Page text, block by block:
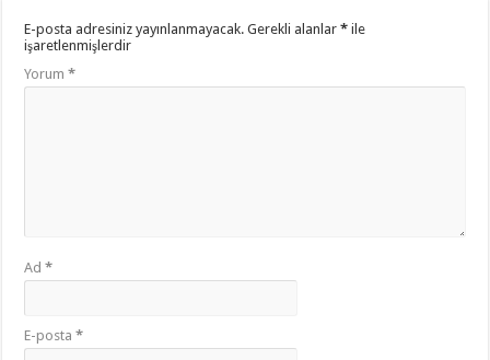
E-posta adresiniz yayınlanmayacak. Gerekli alanlar* ile
işaretlenmişlerdir
Yorum*
Ad*
E-posta*